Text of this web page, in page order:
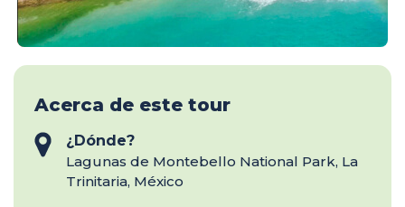
Acerca de este tour
¿Dónde?
Lagunas de Montebello National Park, La
Trinitaria, México